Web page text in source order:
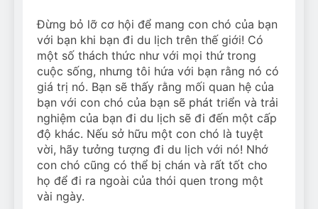
Đừng bỏ lỡ cơ hội để mang con chó của bạn
với bạn khi bạn đi du lịch trên thế giới! Có
một số thách thức như với mọi thứ trong
cuộc sống, nhưng tôi hứa với bạn rằng nó có
giá trị nó. Bạn sẽ thấy rằng mối quan hệ của
bạn với con chó của bạn sẽ phát triển và trải
nghiệm của bạn đi du lịch sẽ đi đến một cấp
độ khác. Nếu sở hữu một con chó là tuyệt
vời, hãy tưởng tượng đi du lịch với nó! Nhớ
con chó cũng có thể bị chán và rất tốt cho
họ để đi ra ngoài của thói quen trong một
vài ngày.